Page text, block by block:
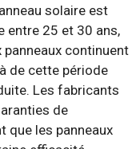
solaire est
entre 25 et 30 ans,
panneaux continuent
de cette période
Les fabricants
de
que les panneaux